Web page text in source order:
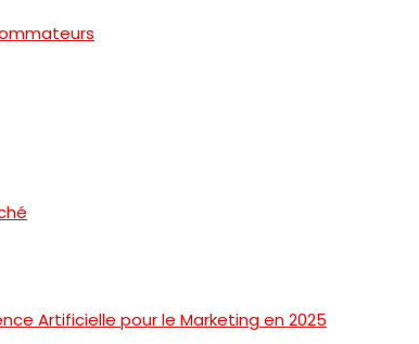
Artificielle pour le Marketing en 2025